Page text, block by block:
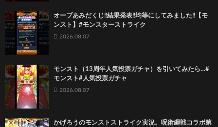
オーブあみだくじ‼️結果発表‼️均等にしてみました‼️【モ
ンスト】#モンスターストライク
2026.08.07
モンスト（13周年人気投票ガチャ）を引いてみたら…#
モンスト#人気投票ガチャ
2026.08.07
かげろうのモンストストライク実況。呪術廻戦コラボ第